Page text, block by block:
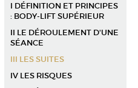
I DÉFINITION ET PRINCIPES
: BODY-LIFT SUPÉRIEUR
II LE DÉROULEMENT D'UNE
SÉANCE
III LES SUITES
IV LES RISQUES